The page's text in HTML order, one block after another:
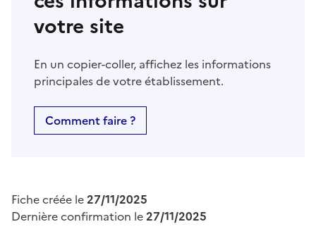
votre site
En un copier-coller, affichez les informations
principales de votre établissement.
Comment faire ?
Fiche créée le27/11/2025
Dernière confirmation le27/11/2025